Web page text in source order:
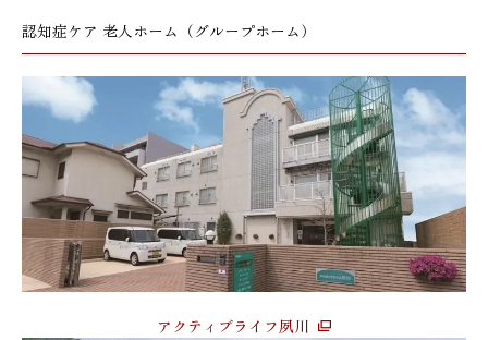
認知症ケア 老人ホーム（グループホーム）
アクティブライフ夙川